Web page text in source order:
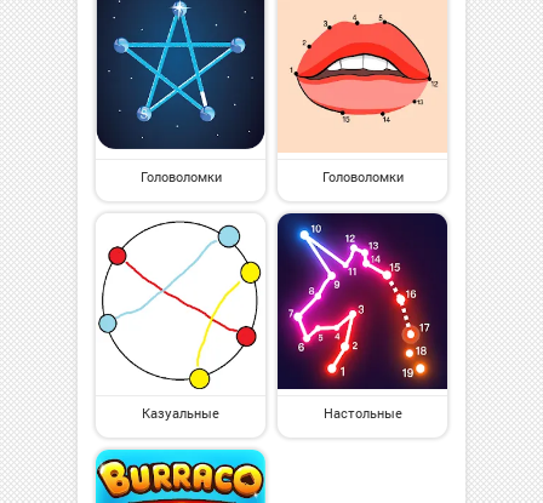
Головоломки Головоломки
Казуальные Настольные